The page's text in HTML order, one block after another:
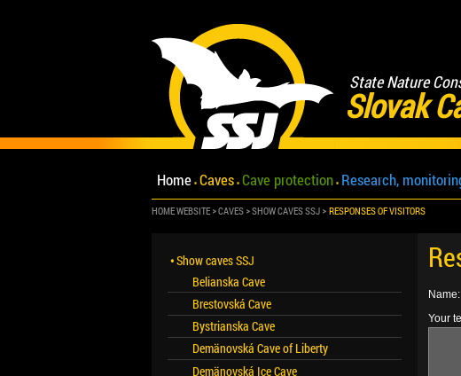
State Nature
Slovak
Home Caves Cave protection Research,
HOME WEBSITE CAVES SHOW CAVES SSJ RESPONSES OF VISITORS
Name:
Your
Show caves SSJ
Belianska Cave
Brestovská Cave
Bystrianska Cave
Demänovská Cave of Liberty
Demänovská Ice Cave